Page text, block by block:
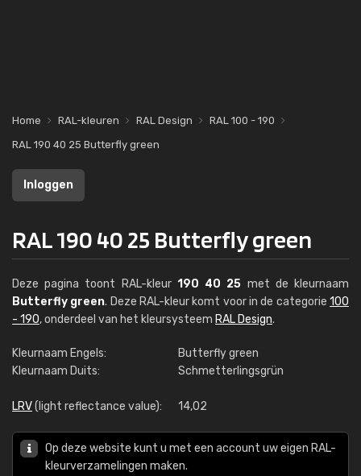
Home RAL-kleuren RAL Design
RAL 100 - 190
RAL 190 40 25 Butterfly green
Inloggen
RAL 190 40 25 Butterfly green
Deze pagina toont RAL-kleur 190 40 25 met de kleurnaam
Butterfly green. Deze RAL-kleur komt voor in de categorie100
- 190, onderdeel van het kleursysteem RAL Design.
Kleurnaam Engels:
Butterfly green
Kleurnaam Duits:
Schmetterlingsgrün
LRV(light reflectance value): 14,02
Op deze website kunt u met een account uw eigen RAL-
kleurverzamelingen maken.